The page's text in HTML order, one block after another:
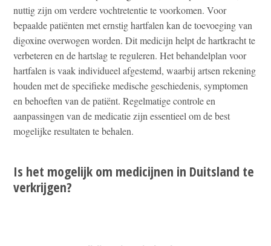
nuttig zijn om verdere vochtretentie te voorkomen. Voor
bepaalde patiënten met ernstig hartfalen kan de toevoeging van
digoxine overwogen worden. Dit medicijn helpt de hartkracht te
verbeteren en de hartslag te reguleren. Het behandelplan voor
hartfalen is vaak individueel afgestemd, waarbij artsen rekening
houden met de specifieke medische geschiedenis, symptomen
en behoeften van de patiënt. Regelmatige controle en
aanpassingen van de medicatie zijn essentieel om de best
mogelijke resultaten te behalen.
Is het mogelijk om medicijnen in Duitsland te
verkrijgen?